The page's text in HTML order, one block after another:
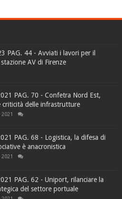
PAG. 44 - Avviati i lavori per il
AV di Firenze
PAG. 70 - Confetra Nord Est,
criticità delle infrastrutture
PAG. 68 - Logistica, la difesa di
è anacronistica
PAG. 62 - Uniport, rilanciare la
del settore portuale